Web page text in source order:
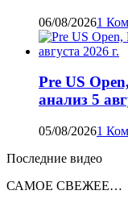
06/08/20261
Pre US
анализ 5
05/08/20261
Последние видео
САМОЕ СВЕЖЕЕ…